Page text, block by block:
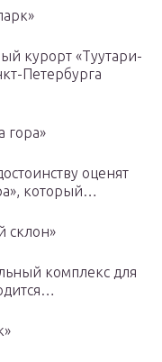
курорт «Туутари-
Петербурга
гора»
оценят
который…
склон»
комплекс для